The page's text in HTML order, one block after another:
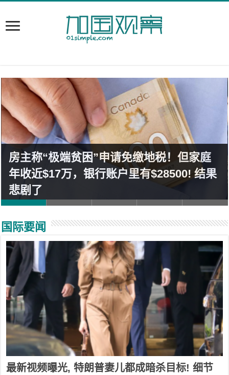
房主称“极端贫困”申请免缴地税！但家庭
年收近$17万，银行账户里有$28500! 结果
悲剧了
国际要闻
最新视频曝光, 特朗普妻儿都成暗杀目标! 细节